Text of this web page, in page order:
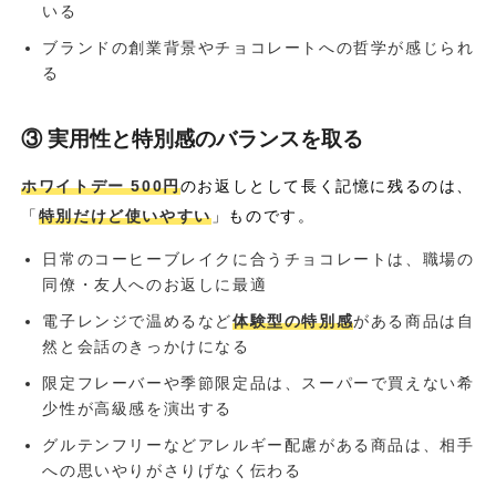
いる
ブランドの創業背景やチョコレートへの哲学が感じられ
る
③ 実用性と特別感のバランスを取る
ホワイトデー 500円のお返しとして長く記憶に残るのは、
「 特別だけど使いやすい」ものです。
日常のコーヒーブレイクに合うチョコレートは、職場の
同僚・友人へのお返しに最適
電子レンジで温めるなど体験型の特別感がある商品は自
然と会話のきっかけになる
限定フレーバーや季節限定品は、スーパーで買えない希
少性が高級感を演出する
グルテンフリーなどアレルギー配慮がある商品は、相手
への思いやりがさりげなく伝わる